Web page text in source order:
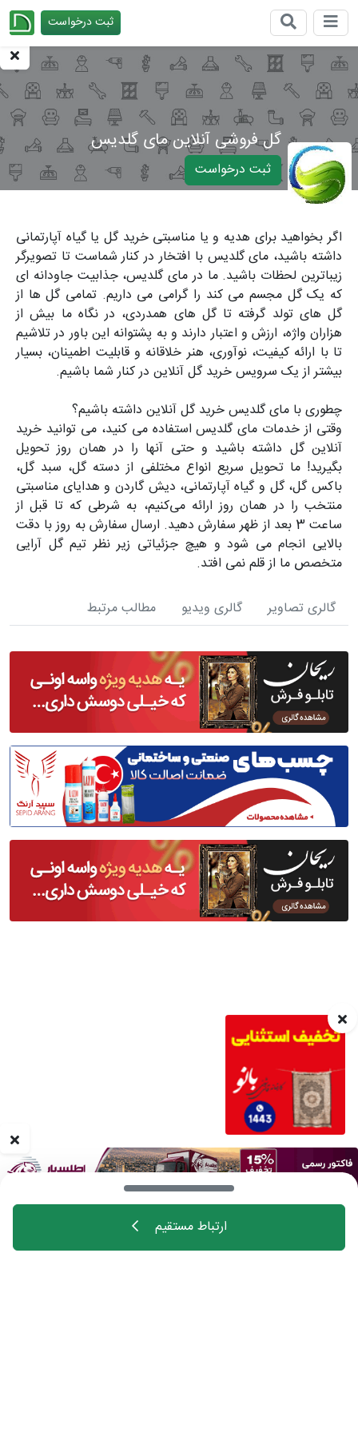
ثبت درخواست
مجله
خانه
اهالی فن
گل فروشی آنلاین مای گلدیس
ثبت درخواست
اگر بخواهید برای هدیه و یا مناسبتی خرید گل یا گیاه آپارتمانی
داشته باشید، مای گلدیس با افتخار در کنار شماست تا تصویرگر
زیباترین لحظات باشید. ما در مای گلدیس، جذابیت جاودانه ای
که یک گل مجسم می کند را گرامی می داریم. تمامی گل ها از
گل های تولد گرفته تا گل های همدردی، در نگاه ما بیش از
هزاران واژه، ارزش و اعتبار دارند و به پشتوانه این باور در تلاشیم
تا با ارائه کیفیت، نوآوری، هنر خلاقانه و قابلیت اطمینان، بسیار
بیشتر از یک سرویس خرید گل آنلاین در کنار شما باشیم.
چطوری با مای گلدیس خرید گل آنلاین داشته باشیم؟
وقتی از خدمات مای گلدیس استفاده می کنید، می توانید خرید
آنلاین گل داشته باشید و حتی آنها را در همان روز تحویل
بگیرید! ما تحویل سریع انواع مختلفی از دسته گل، سبد گل،
باکس گل، گل و گیاه آپارتمانی، دیش گاردن و هدایای مناسبتی
منتخب را در همان روز ارائه می‌کنیم، به شرطی که تا قبل از
ساعت 3 بعد از ظهر سفارش دهید. ارسال سفارش به روز با دقت
بالایی انجام می شود و هیچ جزئیاتی زیر نظر تیم گل آرایی
متخصص ما از قلم نمی افتد.
گالری تصاویر گالری ویدیو مطالب مرتبط
ارتباط مستقیم